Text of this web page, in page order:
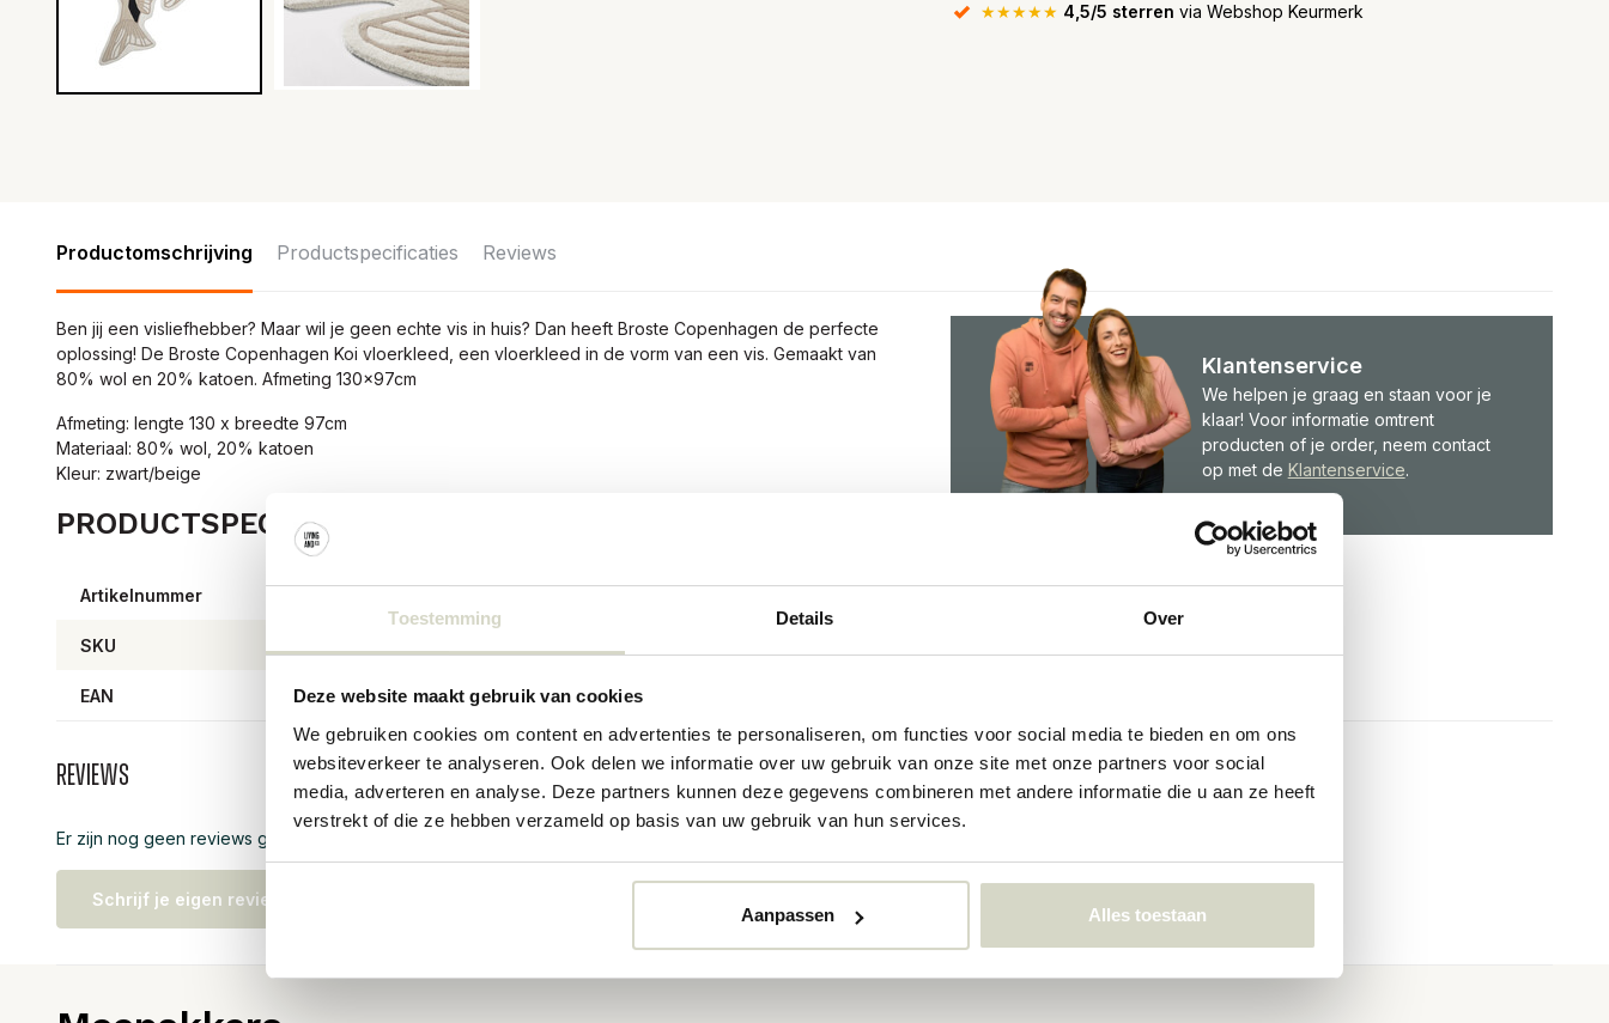
Toestemming Details Over
Deze website maakt gebruik van cookies
We gebruiken cookies om content en advertenties te personaliseren, om functies voor social media te bieden en om ons
websiteverkeer te analyseren. Ook delen we informatie over uw gebruik van onze site met onze partners voor social
media, adverteren en analyse. Deze partners kunnen deze gegevens combineren met andere informatie die u aan ze heeft
verstrekt of die ze hebben verzameld op basis van uw gebruik van hun services.
Aanpassen Alles toestaan
★★★★★ 4,5/5 sterren via Webshop Keurmerk
Productomschrijving Productspecificaties Reviews
Ben jij een visliefhebber? Maar wil je geen echte vis in huis? Dan heeft Broste Copenhagen de perfecte
oplossing! De Broste Copenhagen Koi vloerkleed, een vloerkleed in de vorm van een vis. Gemaakt van
80% wol en 20% katoen. Afmeting 130x97cm
Afmeting: lengte 130 x breedte 97cm
Materiaal: 80% wol, 20% katoen
Kleur: zwart/beige
PRODUCTSPECIFICATIES
Artikelnummer
SKU
EAN 5710688326877
Klantenservice
We helpen je graag en staan voor je
klaar! Voor informatie omtrent
producten of je order, neem contact
op met de Klantenservice.
Reviews
Er zijn nog geen reviews geschreven over dit product..
Schrijf je eigen review